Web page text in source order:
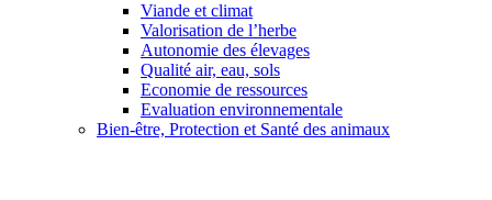
Viande et climat
Valorisation de l’herbe
Autonomie des élevages
Qualité air, eau, sols
Economie de ressources
Evaluation environnementale
Bien-être, Protection et Santé des animaux